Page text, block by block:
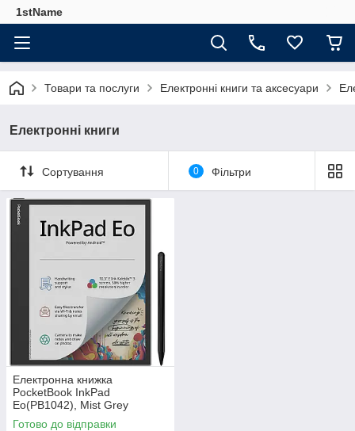
1stName
Товари та послуги Електронні книги та аксесуари
Електронні книги
Сортування 0 Фільтри
Електронна книжка
PocketBook InkPad
Eo(PB1042), Mist Grey
(PB1042-M-WW)
Готово до відправки